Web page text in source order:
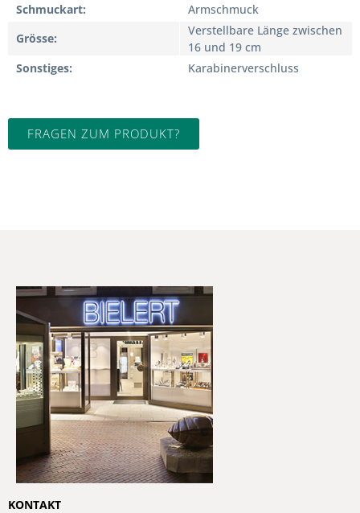
Schmuckart
Armschmuck
Grösse
Verstellbare Länge zwischen
16 und 19 cm
Sonstiges
Karabinerverschluss
FRAGEN ZUM PRODUKT?
KONTAKT